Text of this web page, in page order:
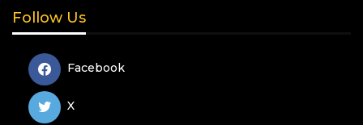
Follow Us
Facebook
X